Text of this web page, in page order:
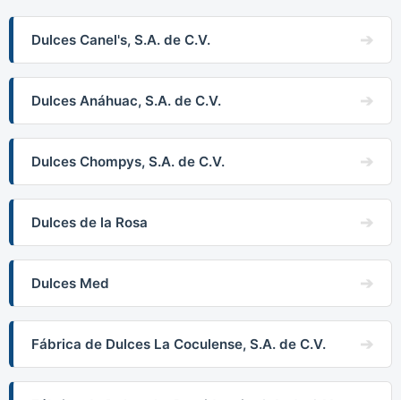
Dulces Canel's, S.A. de C.V.
Dulces Anáhuac, S.A. de C.V.
Dulces Chompys, S.A. de C.V.
Dulces de la Rosa
Dulces Med
Fábrica de Dulces La Coculense, S.A. de C.V.